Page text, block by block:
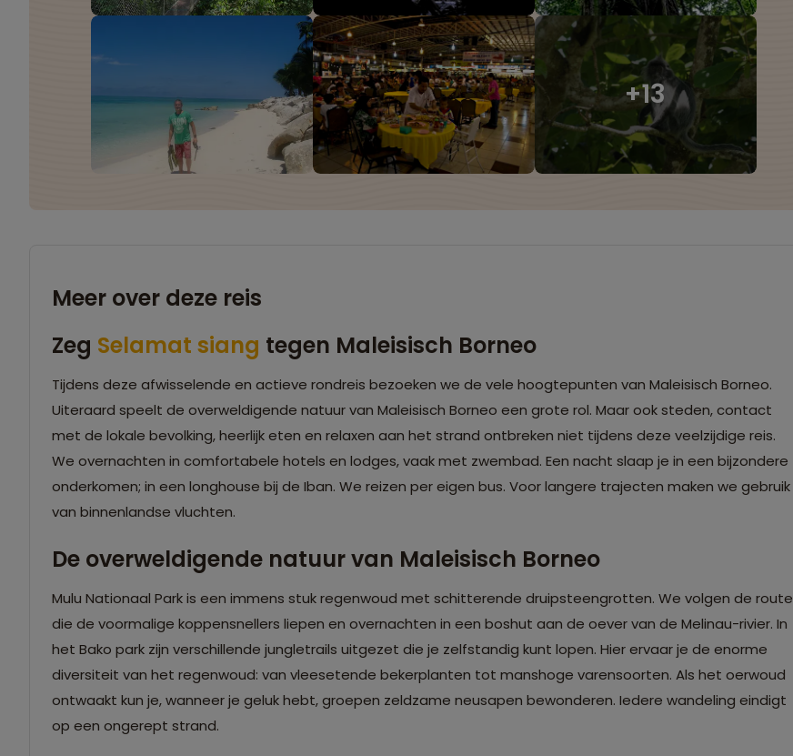
Meer over deze reis
Zeg Selamat siang tegen Maleisisch Borneo
Tijdens deze afwisselende en actieve rondreis bezoeken we de vele hoogtepunten van Maleisisch Borneo.
Uiteraard speelt de overweldigende natuur van Maleisisch Borneo een grote rol. Maar ook steden, contact
met de lokale bevolking, heerlijk eten en relaxen aan het strand ontbreken niet tijdens deze veelzijdige reis.
We overnachten in comfortabele hotels en lodges, vaak met zwembad. Een nacht slaap je in een bijzondere
onderkomen; in een longhouse bij de Iban. We reizen per eigen bus. Voor langere trajecten maken we gebruik
van binnenlandse vluchten.
De overweldigende natuur van Maleisisch Borneo
Mulu Nationaal Park is een immens stuk regenwoud met schitterende druipsteengrotten. We volgen de route
die de voormalige koppensnellers liepen en overnachten in een boshut aan de oever van de Melinau-rivier. In
het Bako park zijn verschillende jungletrails uitgezet die je zelfstandig kunt lopen. Hier ervaar je de enorme
diversiteit van het regenwoud: van vleesetende bekerplanten tot manshoge varensoorten. Als het oerwoud
ontwaakt kun je, wanneer je geluk hebt, groepen zeldzame neusapen bewonderen. Iedere wandeling eindigt
op een ongerept strand.